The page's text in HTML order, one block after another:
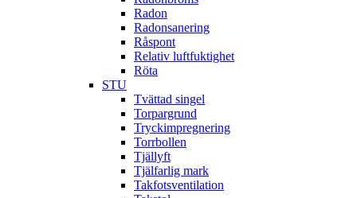
Radon
Radonsanering
Råspont
Relativ luftfuktighet
Röta
STU
Tvättad singel
Torpargrund
Tryckimpregnering
Torrbollen
Tjällyft
Tjälfarlig mark
Takfotsventilation